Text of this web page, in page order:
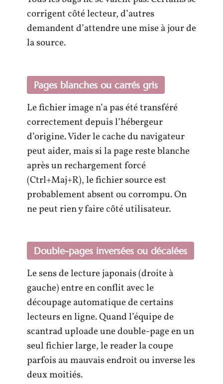
corrigent côté lecteur, d’autres
demandent d’attendre une mise à jour de
la source.
Pages blanches ou carrés gris
Le fichier image n’a pas été transféré
correctement depuis l’hébergeur
d’origine. Vider le cache du navigateur
peut aider, mais si la page reste blanche
après un rechargement forcé
(Ctrl+Maj+R), le fichier source est
probablement absent ou corrompu. On
ne peut rien y faire côté utilisateur.
Double-pages inversées ou décalées
Le sens de lecture japonais (droite à
gauche) entre en conflit avec le
découpage automatique de certains
lecteurs en ligne. Quand l’équipe de
scantrad uploade une double-page en un
seul fichier large, le reader la coupe
parfois au mauvais endroit ou inverse les
deux moitiés.